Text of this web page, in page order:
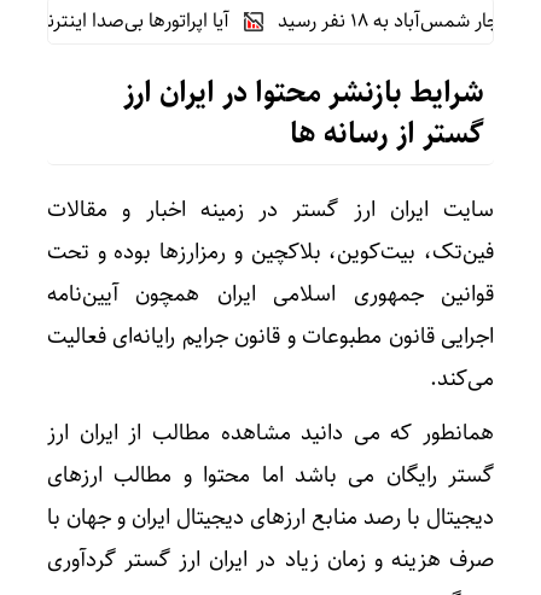
به ۱۸ نفر رسید آیا اپراتورها بی‌صدا اینترنت را گران
شرایط بازنشر محتوا در ایران ارز
گستر از رسانه ها
سایت ایران ارز گستر در زمینه اخبار و مقالات
فین‌تک، بیت‌کوین، بلاکچین و رمزارزها بوده و تحت
قوانین جمهوری اسلامی ایران همچونآیین‌نامه
اجرایی قانون مطبوعات و قانون جرایم رایانه‌ای فعالیت
می‌کند.
همانطور که می دانید مشاهده مطالب از ایران ارز
گستر رایگان می باشد اما محتوا و مطالب ارزهای
دیجیتال با رصد منابع ارزهای دیجیتال ایران و جهان با
صرف هزینه و زمان زیاد در ایران ارز گستر گردآوری